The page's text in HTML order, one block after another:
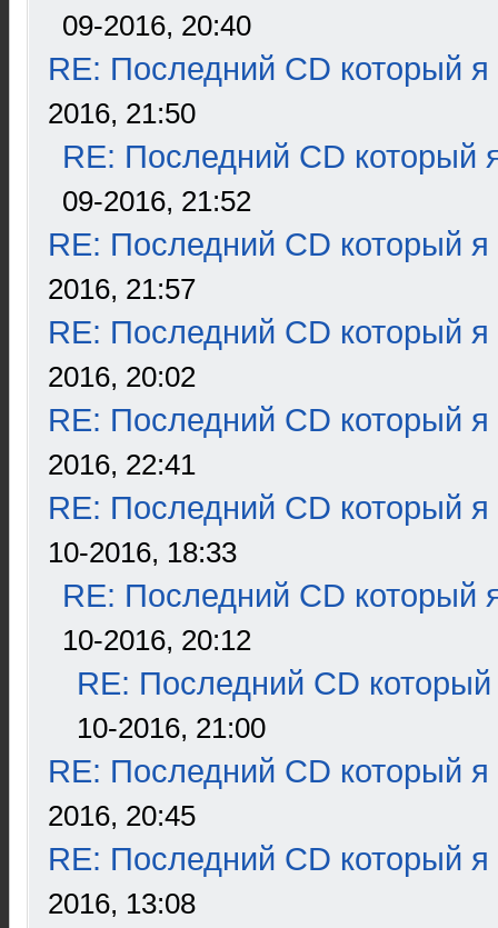
09-2016, 20:40
RE: Последний CD который я
2016, 21:50
RE: Последний CD который
09-2016, 21:52
RE: Последний CD который я
2016, 21:57
RE: Последний CD который я
2016, 20:02
RE: Последний CD который я
2016, 22:41
RE: Последний CD который я
10-2016, 18:33
RE: Последний CD который
10-2016, 20:12
RE: Последний CD который
10-2016, 21:00
RE: Последний CD который я
2016, 20:45
RE: Последний CD который я
2016, 13:08